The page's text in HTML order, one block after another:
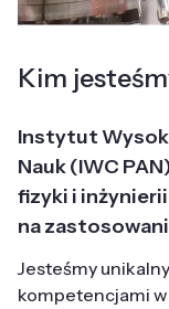
Kim
Instytut
Nauk (IWC
fizyki i
na
Jesteśmy
kompetencjami